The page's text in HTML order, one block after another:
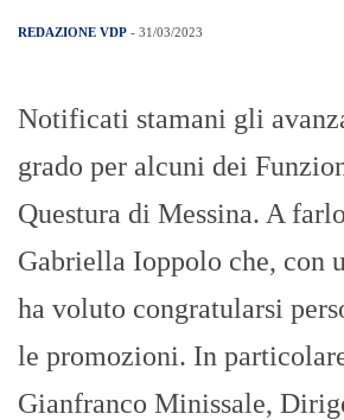
REDAZIONE VDP - 31/03/2023
Notificati stamani gli
grado per alcuni dei
Questura di Messina. A
Gabriella Ioppolo che, con
ha voluto congratularsi
le promozioni. In
Gianfranco Minissale,